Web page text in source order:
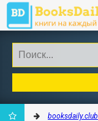
booksdaily.club